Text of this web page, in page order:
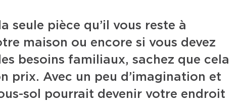
seule pièce qu’il vous reste à
maison ou encore si vous devez
besoins familiaux, sachez que cela
prix. Avec un peu d’imagination et
sol pourrait devenir votre endroit